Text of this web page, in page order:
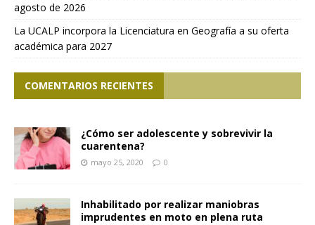
agosto de 2026
La UCALP incorpora la Licenciatura en Geografía a su oferta
académica para 2027
COMENTARIOS RECIENTES
¿Cómo ser adolescente y sobrevivir la
cuarentena?
mayo 25, 2020 0
Inhabilitado por realizar maniobras
imprudentes en moto en plena ruta